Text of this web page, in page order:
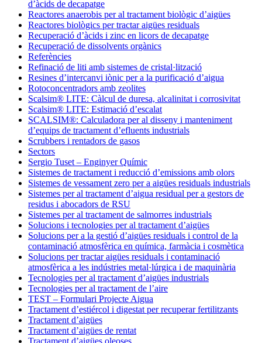
d’àcids de decapatge
Reactores anaerobis per al tractament biològic d’aigües
Reactores biològics per tractar aigües residuals
Recuperació d’àcids i zinc en licors de decapatge
Recuperació de dissolvents orgànics
Referències
Refinació de liti amb sistemes de cristal·lització
Resines d’intercanvi iònic per a la purificació d’aigua
Rotoconcentradors amb zeolites
Scalsim® LITE: Càlcul de duresa, alcalinitat i corrosivitat
Scalsim® LITE: Estimació d’escalat
SCALSIM®: Calculadora per al disseny i manteniment
d’equips de tractament d’efluents industrials
Scrubbers i rentadors de gasos
Sectors
Sergio Tuset – Enginyer Químic
Sistemes de tractament i reducció d’emissions amb olors
Sistemes de vessament zero per a aigües residuals industrials
Sistemes per al tractament d’aigua residual per a gestors de
residus i abocadors de RSU
Sistemes per al tractament de salmorres industrials
Solucions i tecnologies per al tractament d’aigües
Solucions per a la gestió d’aigües residuals i control de la
contaminació atmosfèrica en química, farmàcia i cosmètica
Solucions per tractar aigües residuals i contaminació
atmosfèrica a les indústries metal·lúrgica i de maquinària
Tecnologies per al tractament d’aigües industrials
Tecnologies per al tractament de l’aire
TEST – Formulari Projecte Aigua
Tractament d’estiércol i digestat per recuperar fertilitzants
Tractament d’aigües
Tractament d’aigües de rentat
Tractament d’aigües oleoses